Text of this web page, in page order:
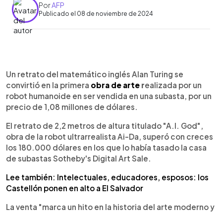
PorAFP
Publicado el 08 de noviembre de 2024
Escuchar artículo
Un retrato del matemático inglés Alan Turing se
convirtió en la primera obra de arte realizada por un
robot humanoide en ser vendida en una subasta, por un
precio de 1,08 millones de dólares.
El retrato de 2,2 metros de altura titulado "A.I. God",
obra de la robot ultrarrealista Ai-Da, superó con creces
los 180.000 dólares en los que lo había tasado la casa
de subastas Sotheby's Digital Art Sale.
Lee también: Intelectuales, educadores, esposos: los
Castellón ponen en alto a El Salvador
La venta "marca un hito en la historia del arte moderno y